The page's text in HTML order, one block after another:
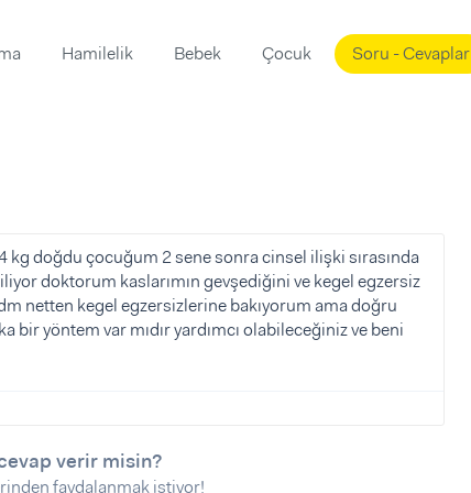
Hamilelik Bebek Çocuk Soru - Cevaplar
kg doğdu çocuğum 2 sene sonra cinsel ilişki sırasında
doktorum kaslarımın gevşediğini ve kegel egzersiz
netten kegel egzersizlerine bakıyorum ama doğru
bir yöntem var mıdır yardımcı olabileceğiniz ve beni
verir misin?
faydalanmak istiyor!